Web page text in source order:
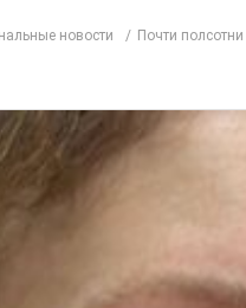
новости Почти полсотни